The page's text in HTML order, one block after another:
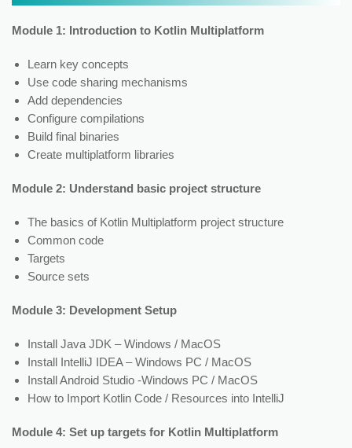
Module 1: Introduction to Kotlin Multiplatform
Learn key concepts
Use code sharing mechanisms
Add dependencies
Configure compilations
Build final binaries
Create multiplatform libraries
Module 2: Understand basic project structure
The basics of Kotlin Multiplatform project structure
Common code
Targets
Source sets
Module 3: Development Setup
Install Java JDK – Windows / MacOS
Install IntelliJ IDEA – Windows PC / MacOS
Install Android Studio -Windows PC / MacOS
How to Import Kotlin Code / Resources into IntelliJ
Module 4: Set up targets for Kotlin Multiplatform